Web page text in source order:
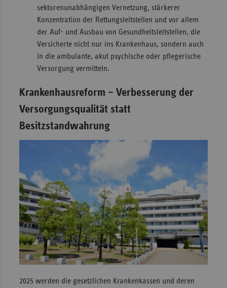
sektorenunabhängigen Vernetzung, stärkerer
Konzentration der Rettungsleitstellen und vor allem
der Auf- und Ausbau von Gesundheitsleitstellen, die
Versicherte nicht nur ins Krankenhaus, sondern auch
in die ambulante, akut psychische oder pflegerische
Versorgung vermitteln.
Krankenhausreform – Verbesserung der
Versorgungsqualität statt
Besitzstandwahrung
2025 werden die gesetzlichen Krankenkassen und deren